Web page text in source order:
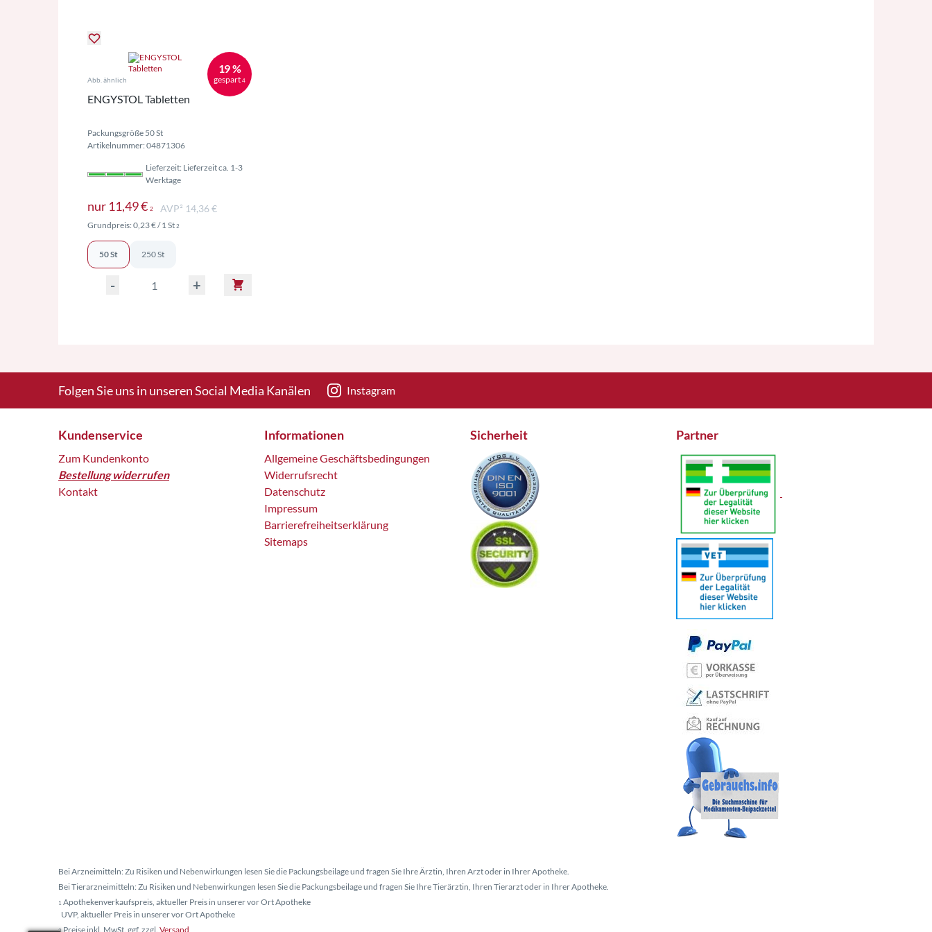
19 %
gespart 4
Abb. ähnlich
ENGYSTOL Tabletten
Packungsgröße 50 St
Artikelnummer: 04871306
Lieferzeit: Lieferzeit ca. 1-3
Werktage
nur 11,49 € 2 Preise inkl. MwSt. ggf. zzgl. Versand
AVP² 14,36 €
Grundpreis:0,23 €/ 1 St 2
50 St 250 St
- +
Folgen Sie uns in unseren Social Media Kanälen Instagram
Kundenservice
Zum Kundenkonto
Bestellung widerrufen
Kontakt
Informationen
Allgemeine Geschäftsbedingungen
Widerrufsrecht
Datenschutz
Impressum
Barrierefreiheitserklärung
Sitemaps
Sicherheit Partner
Bei Arzneimitteln: Zu Risiken und Nebenwirkungen lesen Sie die Packungsbeilage und fragen Sie Ihre Ärztin, Ihren Arzt oder in Ihrer Apotheke.
Bei Tierarzneimitteln: Zu Risiken und Nebenwirkungen lesen Sie die Packungsbeilage und fragen Sie Ihre Tierärztin, Ihren Tierarzt oder in Ihrer Apotheke.
1 Apothekenverkaufspreis, aktueller Preis in unserer vor Ort Apotheke
UVP, aktueller Preis in unserer vor Ort Apotheke
Preise inkl. MwSt. ggf. zzgl. Versand